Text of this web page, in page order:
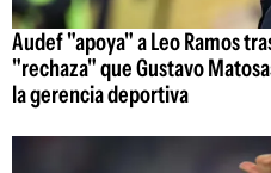
Audef "apoya" a Leo Ramos
"rechaza" que Gustavo
la gerencia deportiva